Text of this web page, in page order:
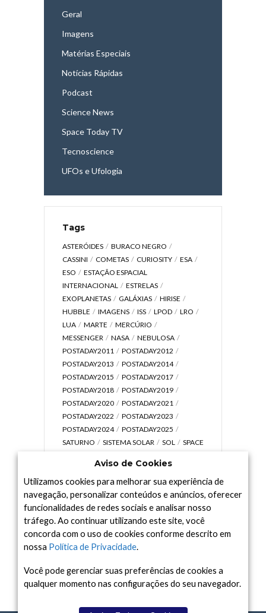
Geral
Imagens
Matérias Especiais
Notícias Rápidas
Podcast
Science News
Space Today TV
Tecnoscience
UFOs e Ufologia
Tags
ASTERÓIDES
BURACO NEGRO
CASSINI
COMETAS CURIOSITY
ESA
ESO
ESTAÇÃO ESPACIAL
INTERNACIONAL
ESTRELAS
EXOPLANETAS
GALÁXIAS
HIRISE
HUBBLE
IMAGENS ISS LPOD
LRO
LUA
MARTE
MERCÚRIO
MESSENGER
NASA
NEBULOSA
POSTADAY2011
POSTADAY2012
POSTADAY2013
POSTADAY2014
POSTADAY2015
POSTADAY2017
POSTADAY2018
POSTADAY2019
POSTADAY2020
POSTADAY2021
POSTADAY2022
POSTADAY2023
POSTADAY2024
POSTADAY2025
SATURNO
SISTEMA SOLAR SOL
SPACE
UNIVERSO
VÍDEO
Arquivo
Arquivo
Aviso de Cookies
Utilizamos cookies para melhorar sua experiência de
navegação, personalizar conteúdos e anúncios, oferecer
funcionalidades de redes sociais e analisar nosso
tráfego. Ao continuar utilizando este site, você
concorda com o uso de cookies conforme descrito em
nossa Política de Privacidade.
Você pode gerenciar suas preferências de cookies a
qualquer momento nas configurações do seu navegador.